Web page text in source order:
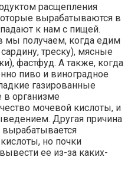
расщепления
вырабатываются в
к нам с пищей.
мы получаем, когда едим
треску), мясные
фастфуд. А также, когда
пиво и виноградное
газированные
в организме
мочевой кислоты, и
Другая причина
но почки
ее из-за каких-